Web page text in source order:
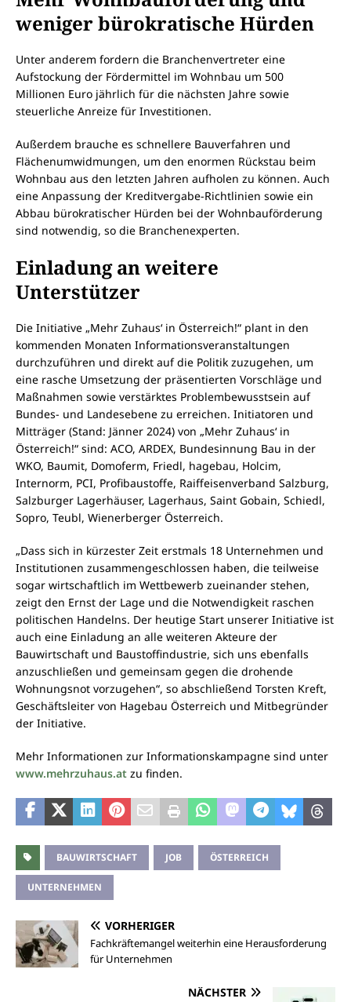
weniger bürokratische Hürden
Unter anderem fordern die Branchenvertreter eine
Aufstockung der Fördermittel im Wohnbau um 500
Millionen Euro jährlich für die nächsten Jahre sowie
steuerliche Anreize für Investitionen.
Außerdem brauche es schnellere Bauverfahren und
Flächenumwidmungen, um den enormen Rückstau beim
Wohnbau aus den letzten Jahren aufholen zu können. Auch
eine Anpassung der Kreditvergabe-Richtlinien sowie ein
Abbau bürokratischer Hürden bei der Wohnbauförderung
sind notwendig, so die Branchenexperten.
Einladung an weitere
Unterstützer
Die Initiative „Mehr Zuhaus‘ in Österreich!“ plant in den
kommenden Monaten Informationsveranstaltungen
durchzuführen und direkt auf die Politik zuzugehen, um
eine rasche Umsetzung der präsentierten Vorschläge und
Maßnahmen sowie verstärktes Problembewusstsein auf
Bundes- und Landesebene zu erreichen. Initiatoren und
Mitträger (Stand: Jänner 2024) von „Mehr Zuhaus‘ in
Österreich!“ sind: ACO, ARDEX, Bundesinnung Bau in der
WKO, Baumit, Domoferm, Friedl, hagebau, Holcim,
Internorm, PCI, Profibaustoffe, Raiffeisenverband Salzburg,
Salzburger Lagerhäuser, Lagerhaus, Saint Gobain, Schiedl,
Sopro, Teubl, Wienerberger Österreich.
„Dass sich in kürzester Zeit erstmals 18 Unternehmen und
Institutionen zusammengeschlossen haben, die teilweise
sogar wirtschaftlich im Wettbewerb zueinander stehen,
zeigt den Ernst der Lage und die Notwendigkeit raschen
politischen Handelns. Der heutige Start unserer Initiative ist
auch eine Einladung an alle weiteren Akteure der
Bauwirtschaft und Baustoffindustrie, sich uns ebenfalls
anzuschließen und gemeinsam gegen die drohende
Wohnungsnot vorzugehen“, so abschließend Torsten Kreft,
Geschäftsleiter von Hagebau Österreich und Mitbegründer
der Initiative.
Mehr Informationen zur Informationskampagne sind unter
www.mehrzuhaus.at zu finden.
BAUWIRTSCHAFT JOB ÖSTERREICH
UNTERNEHMEN
VORHERIGER
Fachkräftemangel weiterhin eine Herausforderung
für Unternehmen
NÄCHSTER